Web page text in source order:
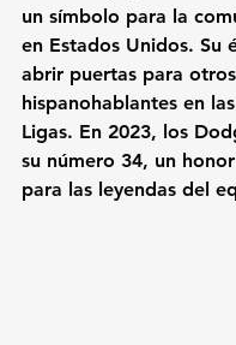
un símbolo para la
en Estados Unidos. Su
abrir puertas para
hispanohablantes en
Ligas. En 2023, los
su número 34, un
para las leyendas del